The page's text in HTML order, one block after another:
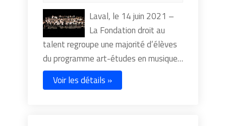
Laval, le 14 juin 2021 –
La Fondation droit au
talent regroupe une majorité d’élèves
du programme art-études en musique…
Voir les détails »